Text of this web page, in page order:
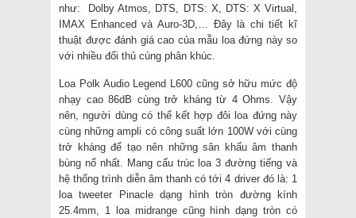
như: Dolby Atmos, DTS, DTS: X, DTS: X Virtual,
IMAX Enhanced và Auro-3D,… Đây là chi tiết kĩ
thuật được đánh giá cao của mẫu loa đứng này so
với nhiều đối thủ cùng phân khúc.
Loa Polk Audio Legend L600 cũng sở hữu mức độ
nhạy cao 86dB cùng trở kháng từ 4 Ohms. Vậy
nên, người dùng có thể kết hợp đôi loa đứng này
cùng những ampli có công suất lớn 100W với cùng
trở kháng để tạo nên những sân khấu âm thanh
bùng nổ nhất. Mang cấu trúc loa 3 đường tiếng và
hệ thống trình diễn âm thanh có tới 4 driver đó là: 1
loa tweeter Pinacle dạng hình tròn đường kính
25.4mm, 1 loa midrange cũng hình dạng tròn có